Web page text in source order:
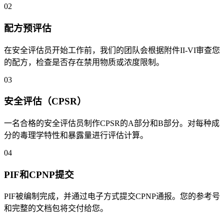
02
配方预评估
在安全评估员开始工作前，我们的团队会根据附件II-VI审查您
的配方，检查是否存在禁用物质或浓度限制。
03
安全评估（CPSR）
一名合格的安全评估员制作CPSR的A部分和B部分。对每种成
分的毒理学特性和暴露量进行评估计算。
04
PIF和CPNP提交
PIF被编制完成，并通过电子方式提交CPNP通报。您的参考号
和完整的文档包将交付给您。